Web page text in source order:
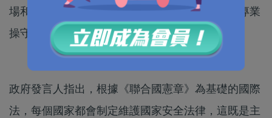
場和雙重標準，明顯不符合專業新聞從業人員的專業
操守。
政府發言人指出，根據《聯合國憲章》為基礎的國際
法，每個國家都會制定維護國家安全法律，這既是主